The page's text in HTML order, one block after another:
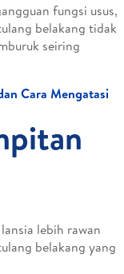
fungsi usus,
belakang tidak
seiring
Cara Mengatasi
lebih rawan
belakang yang